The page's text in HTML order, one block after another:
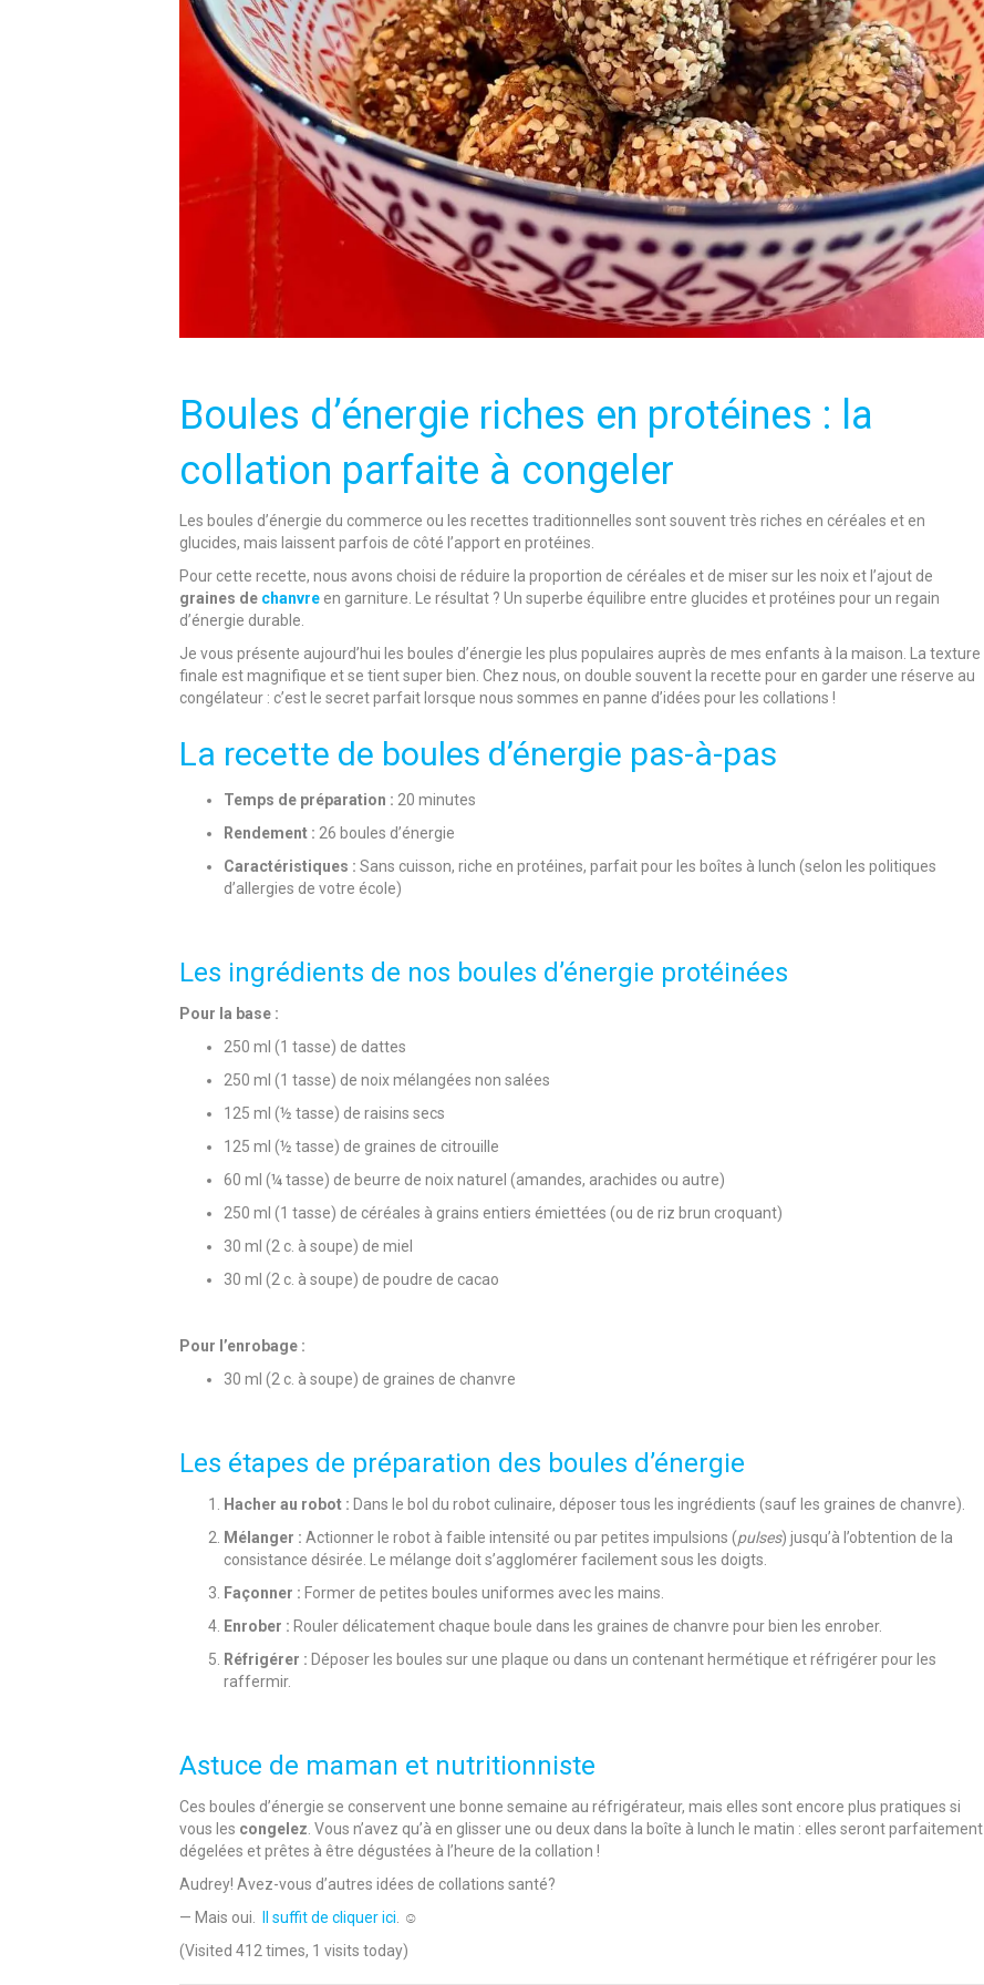
Boules d’énergie riches en protéines : la
collation parfaite à congeler
Les boules d’énergie du commerce ou les recettes traditionnelles sont souvent très riches en céréales et en
glucides, mais laissent parfois de côté l’apport en protéines.
Pour cette recette, nous avons choisi de réduire la proportion de céréales et de miser sur les noix et l’ajout de
graines de chanvre en garniture. Le résultat ? Un superbe équilibre entre glucides et protéines pour un regain
d’énergie durable.
Je vous présente aujourd’hui les boules d’énergie les plus populaires auprès de mes enfants à la maison. La texture
finale est magnifique et se tient super bien. Chez nous, on double souvent la recette pour en garder une réserve au
congélateur : c’est le secret parfait lorsque nous sommes en panne d’idées pour les collations !
La recette de boules d’énergie pas-à-pas
Temps de préparation : 20 minutes
Rendement : 26 boules d’énergie
Caractéristiques : Sans cuisson, riche en protéines, parfait pour les boîtes à lunch (selon les politiques
d’allergies de votre école)
Les ingrédients de nos boules d’énergie protéinées
Pour la base :
250 ml (1 tasse) de dattes
250 ml (1 tasse) de noix mélangées non salées
125 ml (½ tasse) de raisins secs
125 ml (½ tasse) de graines de citrouille
60 ml (¼ tasse) de beurre de noix naturel (amandes, arachides ou autre)
250 ml (1 tasse) de céréales à grains entiers émiettées (ou de riz brun croquant)
30 ml (2 c. à soupe) de miel
30 ml (2 c. à soupe) de poudre de cacao
Pour l’enrobage :
30 ml (2 c. à soupe) de graines de chanvre
Les étapes de préparation des boules d’énergie
Hacher au robot : Dans le bol du robot culinaire, déposer tous les ingrédients (sauf les graines de chanvre).
Mélanger : Actionner le robot à faible intensité ou par petites impulsions (pulses) jusqu’à l’obtention de la
consistance désirée. Le mélange doit s’agglomérer facilement sous les doigts.
Façonner : Former de petites boules uniformes avec les mains.
Enrober : Rouler délicatement chaque boule dans les graines de chanvre pour bien les enrober.
Réfrigérer : Déposer les boules sur une plaque ou dans un contenant hermétique et réfrigérer pour les
raffermir.
Astuce de maman et nutritionniste
Ces boules d’énergie se conservent une bonne semaine au réfrigérateur, mais elles sont encore plus pratiques si
vous les congelez . Vous n’avez qu’à en glisser une ou deux dans la boîte à lunch le matin : elles seront parfaitement
dégelées et prêtes à être dégustées à l’heure de la collation !
Audrey! Avez-vous d’autres idées de collations santé?
— Mais oui.
Il suffit de cliquer ici . ☺️
(Visited 412 times, 1 visits today)